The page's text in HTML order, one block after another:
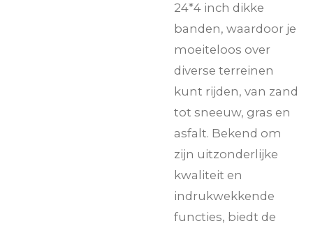
24*4 inch dikke
banden, waardoor je
moeiteloos over
diverse terreinen
kunt rijden, van zand
tot sneeuw, gras en
asfalt. Bekend om
zijn uitzonderlijke
kwaliteit en
indrukwekkende
functies, biedt de